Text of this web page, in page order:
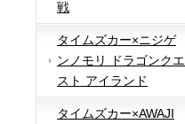
戦
タイムズカー×ニジゲ
ンノモリ ドラゴンクエ
スト アイランド
タイムズカー×AWAJI